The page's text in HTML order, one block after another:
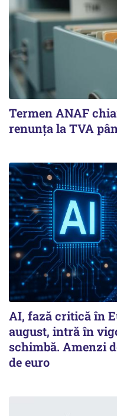
Termen ANAF
renunța la TVA
AI, fază critică în
august, intră în
schimbă. Amenzi
de euro